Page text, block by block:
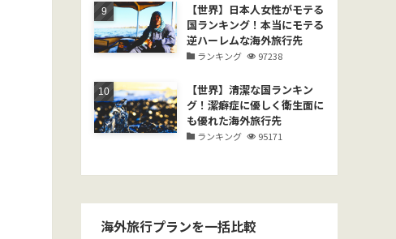
【世界】日本人女性がモテる
国ランキング！本当にモテる
逆ハーレムな海外旅行先
ランキング 97238
【世界】清潔な国ランキン
グ！潔癖症に優しく衛生面に
も優れた海外旅行先
ランキング 95171
海外旅行プランを一括比較